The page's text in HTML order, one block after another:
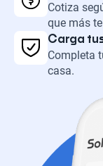
Cotiza
que más
Carga
Completa
casa.